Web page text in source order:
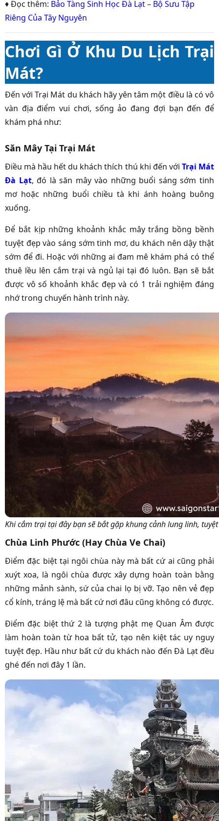
♦ Đọc thêm: Bảo Tàng Sinh Học Đà Lạt – Bộ Sưu Tập
Riêng Của Tây Nguyên
Chơi Gì Ở Khu Du Lịch Trại
Mát?
Đến với Trại Mát du khách hãy yên tâm một điều là có vô
vàn địa điểm vui chơi, sống ảo đang đợi bạn đến để
khám phá như:
Săn Mây Tại Trại Mát
Điều mà hầu hết du khách thích thú khi đến với Trại Mát
Đà Lạt, đó là săn mây vào những buổi sáng sớm tinh
mơ hoặc những buổi chiều tà khi ánh hoàng buông
xuống.
Để bắt kịp những khoảnh khắc mây trắng bồng bềnh
tuyệt đẹp vào sáng sớm tinh mơ, du khách nên dậy thật
sớm để đi. Hoặc với những ai đam mê khám phá có thể
thuê lều lên cắm trại và ngủ lại tại đó luôn. Bạn sẽ bắt
được vô số khoảnh khắc đẹp và có 1 trải nghiệm đáng
nhớ trong chuyến hành trình này.
Khi cắm trại tại đây bạn sẽ bắt gặp khung cảnh lung linh,
Chùa Linh Phước (Hay Chùa Ve Chai)
Điểm đặc biệt tại ngôi chùa này mà bất cứ ai cũng phải
xuýt xoa, là ngôi chùa được xây dựng hoàn toàn bằng
những mảnh sành, sứ của chai lọ bị vỡ. Tạo nên vẻ đẹp
cổ kính, tráng lệ mà bất cứ nơi đâu cũng không có được.
Điểm đặc biệt thứ 2 là tượng phật mẹ Quan Âm được
làm hoàn toàn từ hoa bất tử, tạo nên kiệt tác uy nguy
tuyệt đẹp. Hầu như bất cứ du khách nào đến Đà Lạt đều
ghé đến nơi đây 1 lần.